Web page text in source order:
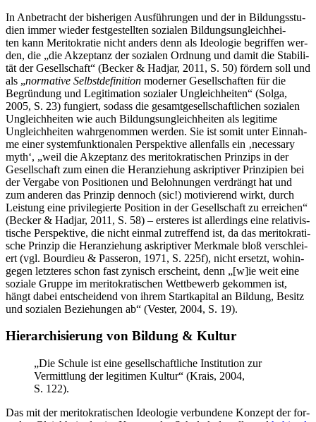
In Anbe­tracht der bis­he­ri­gen Aus­füh­run­gen und der in Bil­dungs­stu­
di­en immer wie­der fest­ge­stell­ten sozia­len Bil­dungs­un­gleich­hei­
ten kann Meri­to­kra­tie nicht anders denn als Ideo­lo­gie begrif­fen wer­
den, die „die Akzep­tanz der sozia­len Ord­nung und damit die Sta­bi­li­
tät der Gesell­schaft“ (Becker & Hadjar, 2011, S. 50) för­dern soll und
als „nor­ma­ti­ve Selbst­de­fi­ni­ti­on moder­ner Gesell­schaf­ten für die
Begrün­dung und Legi­ti­ma­ti­on sozia­ler Ungleich­hei­ten“ (Sol­ga,
2005, S. 23) fun­giert, sodass die gesamt­ge­sell­schaft­li­chen sozia­len
Ungleich­hei­ten wie auch Bil­dungs­un­gleich­hei­ten als legi­ti­me
Ungleich­hei­ten wahr­ge­nom­men wer­den. Sie ist somit unter Ein­nah­
me einer sys­tem­funk­tio­na­len Per­spek­ti­ve allen­falls ein ‚neces­sa­ry
myth‘, „weil die Akzep­tanz des meri­to­kra­ti­schen Prin­zips in der
Gesell­schaft zum einen die Her­an­zie­hung askrip­ti­ver Prin­zi­pi­en bei
der Ver­ga­be von Posi­tio­nen und Beloh­nun­gen ver­drängt hat und
zum ande­ren das Prin­zip den­noch (sic!) moti­vie­rend wirkt, durch
Leis­tung eine pri­vi­le­gier­te Posi­ti­on in der Gesell­schaft zu errei­chen“
(Becker & Hadjar, 2011, S. 58) – ers­te­res ist aller­dings eine rela­ti­vis­
ti­sche Per­spek­ti­ve, die nicht ein­mal zutref­fend ist, da das meri­to­kra­ti­
sche Prin­zip die Her­an­zie­hung askrip­ti­ver Merk­ma­le bloß ver­schlei­
ert (vgl. Bour­dieu & Pas­se­ron, 1971, S. 225f), nicht ersetzt, wohin­
ge­gen letz­te­res schon fast zynisch erscheint, denn „[w]ie weit eine
sozia­le Grup­pe im meri­to­kra­ti­schen Wett­be­werb gekom­men ist,
hängt dabei ent­schei­dend von ihrem Start­ka­pi­tal an Bil­dung, Besitz
und sozia­len Bezie­hun­gen ab“ (Ves­ter, 2004, S. 19).
Hier­ar­chi­sie­rung von Bil­dung & Kultur
„Die Schu­le ist eine gesell­schaft­li­che Insti­tu­ti­on zur
Ver­mitt­lung der legi­ti­men Kul­tur“ (Krais, 2004,
S. 122).
Das mit der meri­to­kra­ti­schen Ideo­lo­gie ver­bun­de­ne Kon­zept der for­